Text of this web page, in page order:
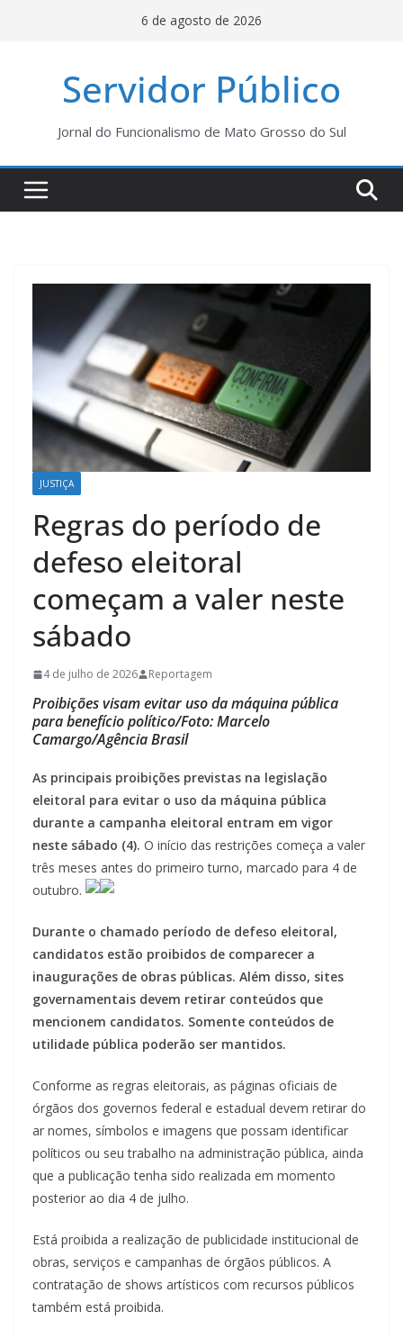
6 de agosto de 2026
Servidor Público
Jornal do Funcionalismo de Mato Grosso do Sul
JUSTIÇA
Regras do período de
defeso eleitoral
começam a valer neste
sábado
4 de julho de 2026 Reportagem
Proibições visam evitar uso da máquina pública
para benefício político/Foto: Marcelo
Camargo/Agência Brasil
As principais proibições previstas na legislação
eleitoral para evitar o uso da máquina pública
durante a campanha eleitoral entram em vigor
neste sábado (4). O início das restrições começa a valer
três meses antes do primeiro turno, marcado para 4 de
outubro.
Durante o chamado período de defeso eleitoral,
candidatos estão proibidos de comparecer a
inaugurações de obras públicas. Além disso, sites
governamentais devem retirar conteúdos que
mencionem candidatos. Somente conteúdos de
utilidade pública poderão ser mantidos.
Conforme as regras eleitorais, as páginas oficiais de
órgãos dos governos federal e estadual devem retirar do
ar nomes, símbolos e imagens que possam identificar
políticos ou seu trabalho na administração pública, ainda
que a publicação tenha sido realizada em momento
posterior ao dia 4 de julho.
Está proibida a realização de publicidade institucional de
obras, serviços e campanhas de órgãos públicos. A
contratação de shows artísticos com recursos públicos
também está proibida.